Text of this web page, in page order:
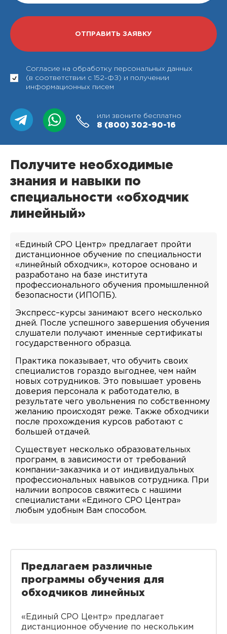
Согласие на обработку персональных данных
(в соответствии с 152-ФЗ) и получении
информационных писем
или звоните бесплатно
8 (800) 302-90-16
Получите необходимые
знания и навыки по
специальности «обходчик
линейный»
«Единый СРО Центр» предлагает пройти
дистанционное обучение по специальности
«линейный обходчик», которое основано и
разработано на базе института
профессионального обучения промышленной
безопасности (ИПОПБ).
Экспресс–курсы занимают всего несколько
дней. После успешного завершения обучения
слушатели получают именные сертификаты
государственного образца.
Практика показывает, что обучить своих
специалистов гораздо выгоднее, чем найм
новых сотрудников. Это повышает уровень
доверия персонала к работодателю, в
результате чего увольнения по собственному
желанию происходят реже. Также обходчики
после прохождения курсов работают с
большей отдачей.
Существует несколько образовательных
программ, в зависимости от требований
компании–заказчика и от индивидуальных
профессиональных навыков сотрудника. При
наличии вопросов свяжитесь с нашими
специалистами «Единого СРО Центра»
любым удобным Вам способом.
Предлагаем различные
программы обучения для
обходчиков линейных
«Единый СРО Центр» предлагает
дистанционное обучение по нескольким